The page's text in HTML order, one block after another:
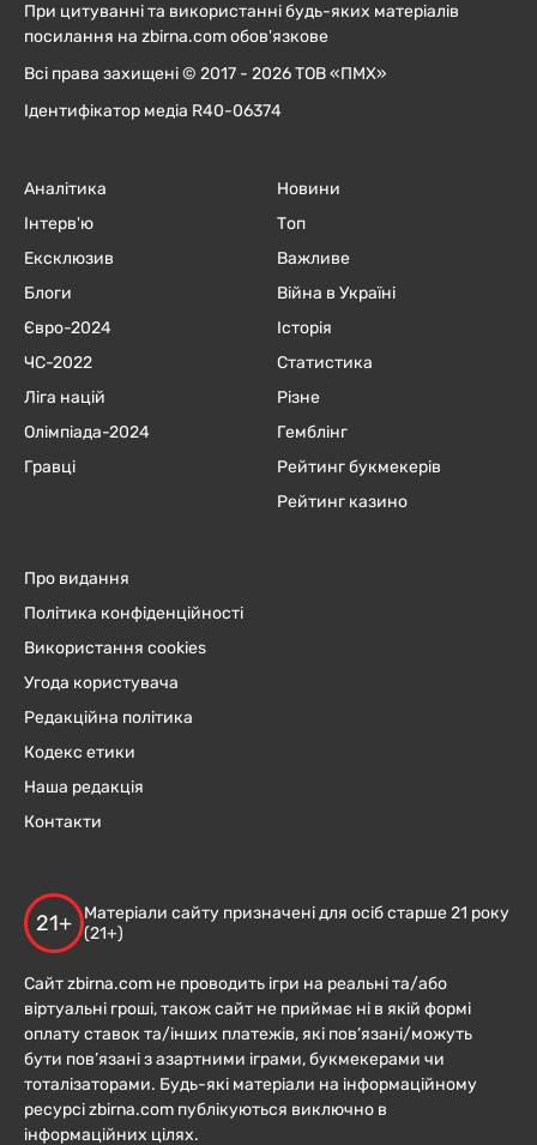
При цитуванні та використанні будь-яких матеріалів
посилання на zbirna.com обов'язкове
Всі права захищені © 2017 - 2026 ТОВ «ПМХ»
Ідентифікатор медіа R40-06374
Аналітика
Інтерв'ю
Ексклюзив
Блоги
Євро-2024
ЧC-2022
Ліга націй
Олімпіада-2024
Гравці
Новини
Топ
Важливе
Війна в Україні
Історія
Статистика
Різне
Гемблінг
Рейтинг букмекерів
Рейтинг казино
Про видання
Політика конфіденційності
Використання cookies
Угода користувача
Редакційна політика
Кодекс етики
Наша редакція
Контакти
21+
Матеріали сайту призначені для осіб старше 21 року
(21+)
Сайт zbirna.com не проводить ігри на реальні та/або
віртуальні гроші, також сайт не приймає ні в якій формі
оплату ставок та/інших платежів, які пов’язані/можуть
бути пов’язані з азартними іграми, букмекерами чи
тоталізаторами. Будь-які матеріали на інформаційному
ресурсі zbirna.com публікуються виключно в
інформаційних цілях.